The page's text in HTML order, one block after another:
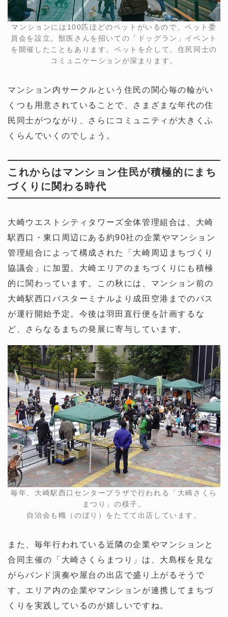
マンションには100匹ほどのペットがいるので、ペット委
員会を設立。獣医さんを招いての「ドッグラン」イベント
を開催したこともあります。ペットを介して、住民同士の
コミュニケーションが深まります。
マンション内サークルという住民の関心毎の輪がい
くつも用意されていることで、さまざまな年代の住
民同士がつながり、さらにコミュニティが大きくふ
くらんでいくのでしょう。
これからはマンション住民が積極的にまち
づくりに関わる時代
大崎ウエストシティタワーズ全体管理組合は、大崎
駅西口・東口周辺にある約90社の企業やマンション
管理組合によって構成された「大崎周辺まちづくり
協議会」に加盟。大崎エリアのまちづくりにも積極
的に関わっています。この秋には、マンション前の
大崎駅西口バスターミナルより成田空港までのバス
が運行開始予定。今後は羽田直行便を計画するな
ど、さらなるまちの発展に寄与しています。
毎年、大崎駅西口センタープラザで行われる「大崎さくら
まつり」の様子。
自治会も幟（のぼり）をたてて出店しています。
また、毎年行われている近隣の企業やマンションと
合同主催の「大崎さくらまつり」は、大島桜を見な
がらバンド演奏や屋台の出店で盛り上がるそうで
す。エリア内の企業やマンションが連携してまちづ
くりを実践しているのが嬉しいですね。